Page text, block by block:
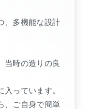
、多機能な設計
当時の造りの良
っています。
、ご自身で簡単